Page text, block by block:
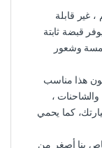
غير قابلة
قبضة ثابتة
وشعور
هذا مناسب
،
كما يحمي
بنا أصغر من